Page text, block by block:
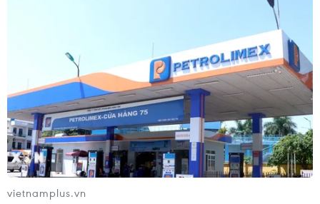
#TPBank #Thẻ tín dụng
#Visa
#Tăng trưởng doanh thu
#Không tiếp xúc
vietnamplus.vn